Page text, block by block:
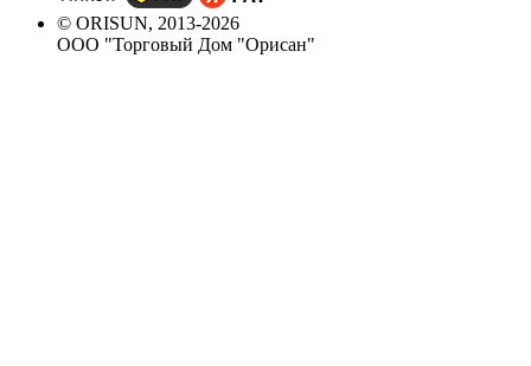
© ORISUN, 2013-2026
ООО "Торговый Дом "Орисан"